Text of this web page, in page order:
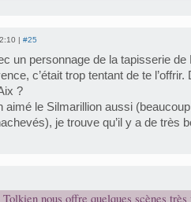
| #25
un personnage de la tapisserie
c’était trop tentant de te l’offrir.
?
aimé le Silmarillion aussi
je trouve qu’il y a de très
nous offre quelques scènes